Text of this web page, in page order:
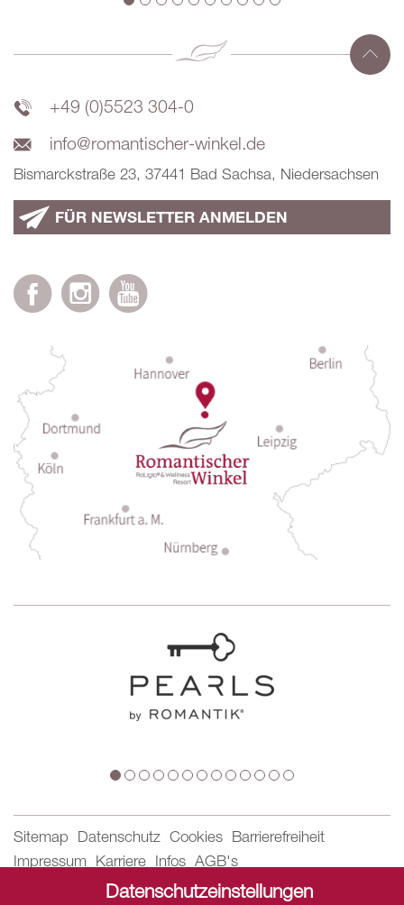
Datenschutzeinstellungen
+49 (0)5523 304-0
info@romantischer-winkel.de
Bismarckstraße 23, 37441 Bad Sachsa, Niedersachsen
FÜR NEWSLETTER ANMELDEN
Sitemap Datenschutz Cookies Barrierefreiheit
Impressum Karriere Infos AGB's